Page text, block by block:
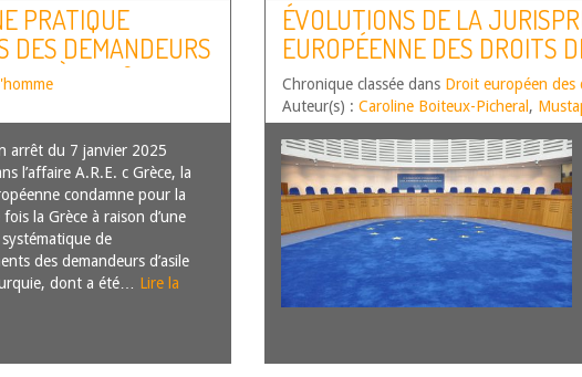
PRATIQUE
DES DEMANDEURS
GRÈCE, N°
arrêt du 7 janvier 2025
l’affaire A.R.E. c Grèce, la
condamne pour la
la Grèce à raison d’une
de
des demandeurs d’asile
dont a été… Lire la
ÉVOLUTIONS DE LA
EUROPÉENNE DES DROITS
SEMESTRE 2023
Chronique classée dans Droit européen des
Auteur(s) : Caroline Boiteux-Picheral ,